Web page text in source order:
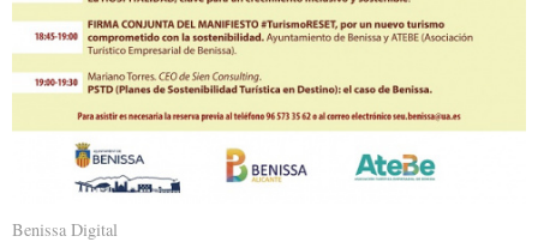
Benissa Digital